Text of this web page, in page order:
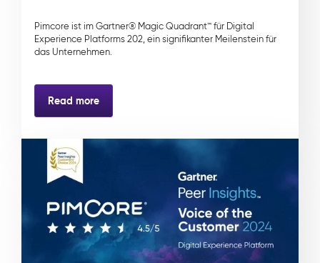
Pimcore ist im Gartner® Magic Quadrant™ für Digital
Experience Platforms 202, ein signifikanter Meilenstein für
das Unternehmen.
Read more